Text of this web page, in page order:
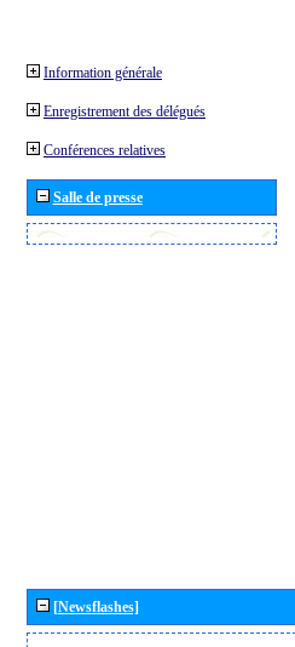
Information générale
Enregistrement des délégués
Conférences relatives
Salle de presse
[Newsflashes]